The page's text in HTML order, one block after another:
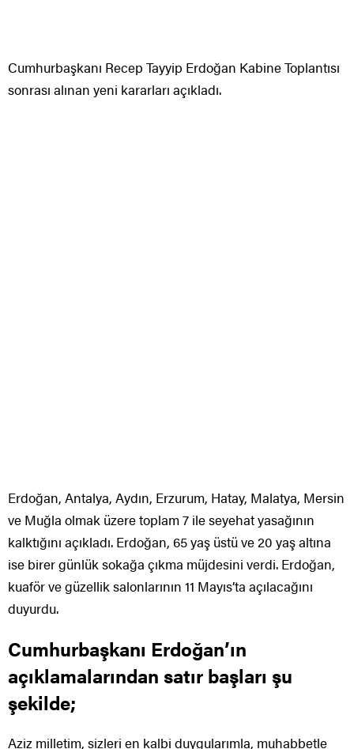
Cumhurbaşkanı Recep Tayyip Erdoğan Kabine Toplantısı
sonrası alınan yeni kararları açıkladı.
Erdoğan, Antalya, Aydın, Erzurum, Hatay, Malatya, Mersin
ve Muğla olmak üzere toplam 7 ile seyehat yasağının
kalktığını açıkladı. Erdoğan, 65 yaş üstü ve 20 yaş altına
ise birer günlük sokağa çıkma müjdesini verdi. Erdoğan,
kuaför ve güzellik salonlarının 11 Mayıs’ta açılacağını
duyurdu.
Cumhurbaşkanı Erdoğan’ın
açıklamalarından satır başları şu
şekilde;
Aziz milletim, sizleri en kalbi duygularımla, muhabbetle